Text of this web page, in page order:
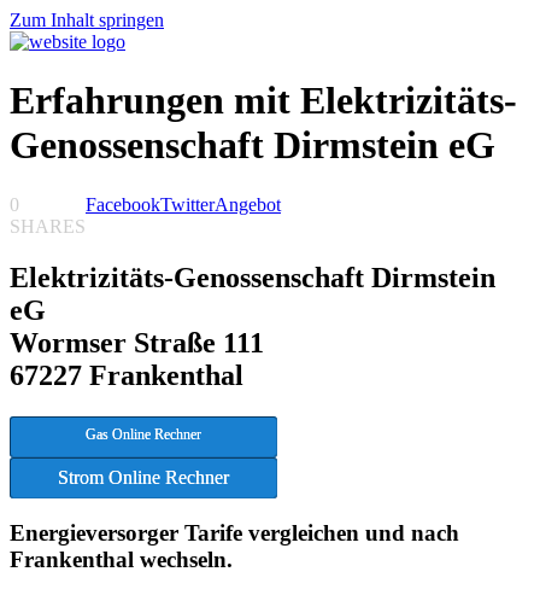
Zum Inhalt springen
Erfahrungen mit Elektrizitäts-
Genossenschaft Dirmstein eG
0
SHARES
FacebookTwitterAngebot
Elektrizitäts-Genossenschaft Dirmstein
eG
Wormser Straße 111
67227 Frankenthal
Gas Online Rechner
Strom Online Rechner
Energieversorger Tarife vergleichen und nach
Frankenthal wechseln.